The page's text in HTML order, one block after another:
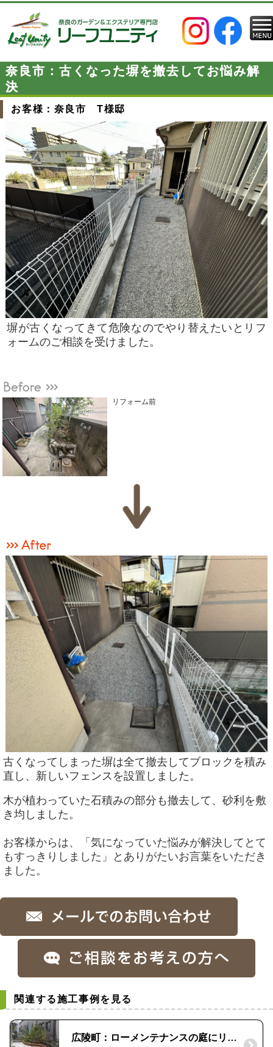
奈良市：古くなった塀を撤去してお悩み解
決
お客様：奈良市 T様邸
塀が古くなってきて危険なのでやり替えたいとリフ
ォームのご相談を受けました。
リフォーム前
古くなってしまった塀は全て撤去してブロックを積み
直し、新しいフェンスを設置しました。
木が植わっていた石積みの部分も撤去して、砂利を敷
き均しました。
お客様からは、「気になっていた悩みが解決してとて
もすっきりしました」とありがたいお言葉をいただき
ました。
関連する施工事例を見る
広陵町：ローメンテナンスの庭にリフォーム｜石貼りとレンガの利用